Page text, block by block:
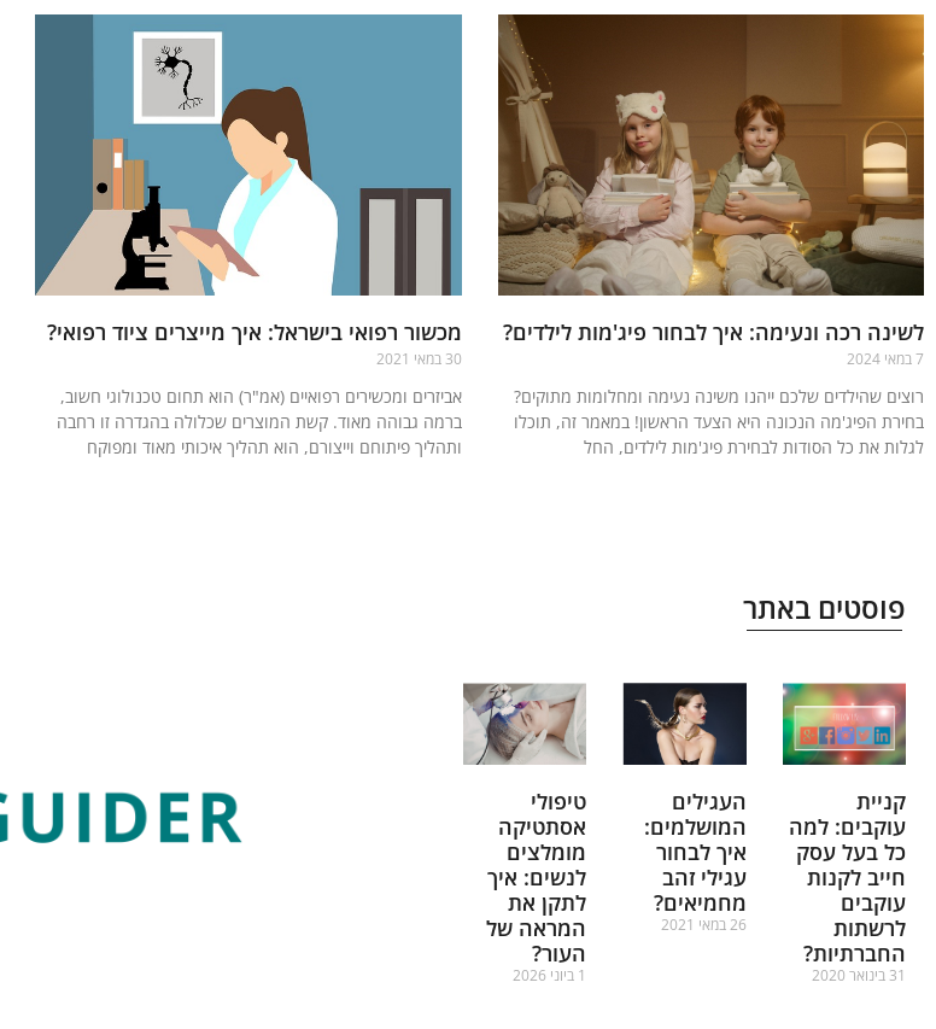
לשינה רכה ונעימה: איך לבחור פיג'מות לילדים?
7 במאי 2024
רוצים שהילדים שלכם ייהנו משינה נעימה ומחלומות מתוקים?
בחירת הפיג'מה הנכונה היא הצעד הראשון! במאמר זה, תוכלו
לגלות את כל הסודות לבחירת פיג'מות לילדים, החל
מכשור רפואי בישראל: איך מייצרים ציוד רפואי?
30 במאי 2021
אביזרים ומכשירים רפואיים (אמ"ר) הוא תחום טכנולוגי חשוב,
ברמה גבוהה מאוד. קשת המוצרים שכלולה בהגדרה זו רחבה
ותהליך פיתוחם וייצורם, הוא תהליך איכותי מאוד ומפוקח
פוסטים באתר
קניית
עוקבים: למה
כל בעל עסק
חייב לקנות
עוקבים
לרשתות
החברתיות?
31 בינואר 2020
העגילים
המושלמים:
איך לבחור
עגילי זהב
מחמיאים?
26 במאי 2021
טיפולי
אסתטיקה
מומלצים
לנשים: איך
לתקן את
המראה של
העור?
1 ביוני 2026